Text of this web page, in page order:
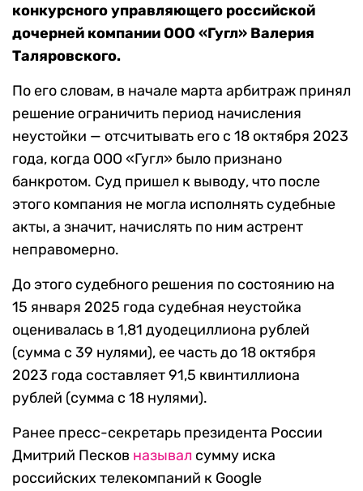
конкурсного управляющего российской
дочерней компании ООО «Гугл» Валерия
Таляровского.
По его словам, в начале марта арбитраж принял
решение ограничить период начисления
неустойки — отсчитывать его с 18 октября 2023
года, когда ООО «Гугл» было признано
банкротом. Суд пришел к выводу, что после
этого компания не могла исполнять судебные
акты, а значит, начислять по ним астрент
неправомерно.
До этого судебного решения по состоянию на
15 января 2025 года судебная неустойка
оценивалась в 1,81 дуодециллиона рублей
(сумма с 39 нулями), ее часть до 18 октября
2023 года составляет 91,5 квинтиллиона
рублей (сумма с 18 нулями).
Ранее пресс-секретарь президента России
Дмитрий Песков называл сумму иска
российских телекомпаний к Google